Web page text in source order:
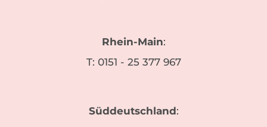
Rhein-Main:
T: 0151 - 25 377 967
Süddeutschland: